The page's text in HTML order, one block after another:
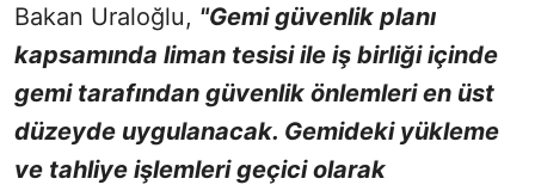
Bakan Uraloğlu, "Gemi güvenlik planı
kapsamında liman tesisi ile iş birliği içinde
gemi tarafından güvenlik önlemleri en üst
düzeyde uygulanacak. Gemideki yükleme
ve tahliye işlemleri geçici olarak